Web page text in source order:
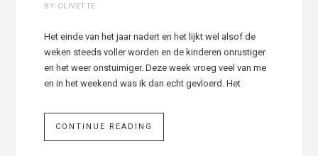
BY OLIVETTE
Het einde van het jaar nadert en het lijkt wel alsof de
weken steeds voller worden en de kinderen onrustiger
en het weer onstuimiger. Deze week vroeg veel van me
en in het weekend was ik dan echt gevloerd. Het
CONTINUE READING